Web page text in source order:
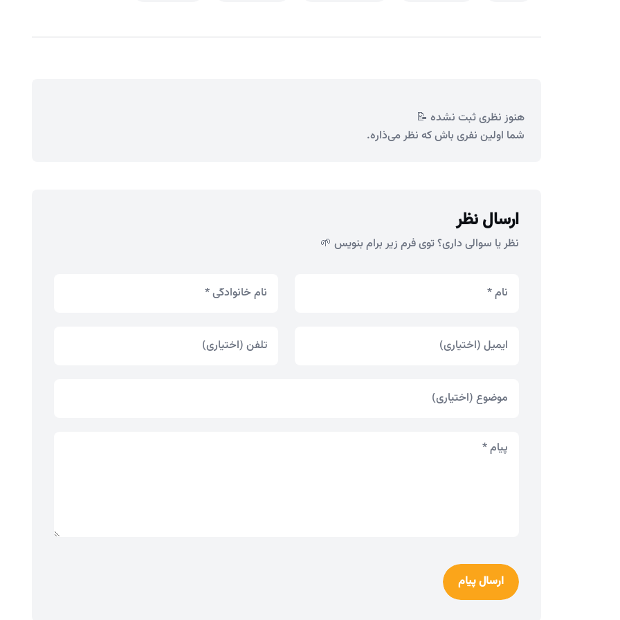
هنوز نظری ثبت نشده 📝
شما اولین نفری باش که نظر می‌ذاره.
ارسال نظر
نظر یا سوالی داری؟ توی فرم زیر برام بنویس 🌱
ارسال پیام